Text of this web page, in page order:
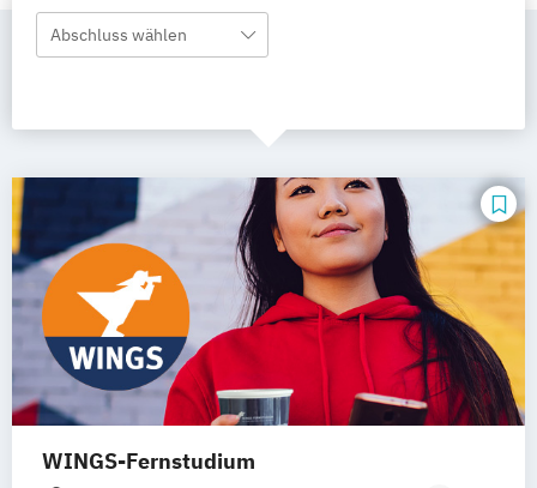
Abschluss wählen
WINGS-Fernstudium